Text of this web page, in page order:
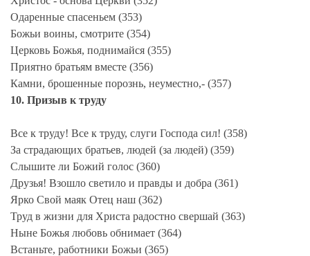
Одаренные спасеньем (353)
Божьи воины, смотрите (354)
Церковь Божья, поднимайся (355)
Приятно братьям вместе (356)
Камни, брошенные порознь, неуместно,- (357)
10. Призыв к труду
Все к труду! Все к труду, слуги Господа сил! (358)
За страдающих братьев, людей (за людей) (359)
Слышите ли Божий голос (360)
Друзья! Взошло светило и правды и добра (361)
Ярко Свой маяк Отец наш (362)
Труд в жизни для Христа радостно свершай (363)
Ныне Божья любовь обнимает (364)
Встаньте, работники Божьи (365)